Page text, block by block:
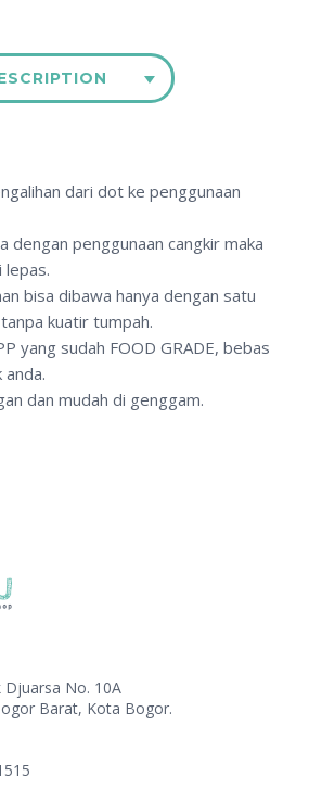
dari dot ke penggunaan
dengan penggunaan cangkir maka
bisa dibawa hanya dengan satu
kuatir tumpah.
yang sudah FOOD GRADE, bebas
anda.
dan mudah di genggam.
Djuarsa No. 10A
Barat, Kota Bogor.